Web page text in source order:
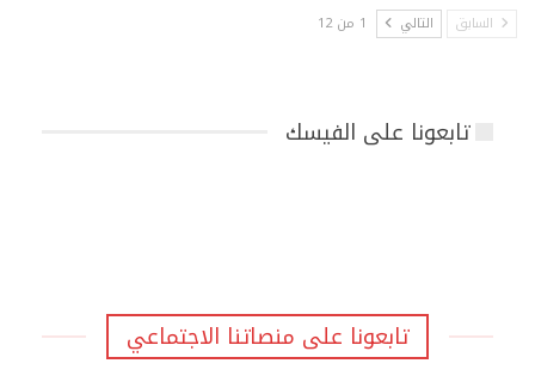
السابق التالي 1 من 12
تابعونا على الفيسك
تابعونا على منصاتنا الاجتماعي